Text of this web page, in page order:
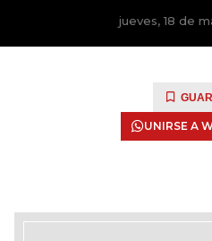
jueves, 18 de
UNIRSE A